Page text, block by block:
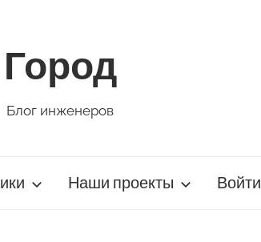
Город
Блог инженеров
Наши проекты Войти